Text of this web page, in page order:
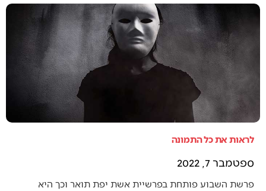
לראות את כל התמונה
ספטמבר 7, 2022
פרשת השבוע פותחת בפרשיית אשת יפת תואר וכך היא